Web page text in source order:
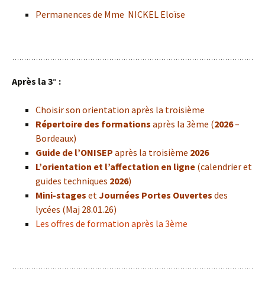
Permanences de Mme NICKEL Eloïse
Après la 3° :
Choisir son orientation après la troisième
Répertoire des formations après la 3ème (2026–
Bordeaux)
Guide de l’ONISEP après la troisième 2026
L’orientation et l’affectation en ligne (calendrier et
guides techniques 2026)
Mini-stages etJournées Portes Ouvertes des
lycées (Maj 28.01.26)
Les offres de formation après la 3ème